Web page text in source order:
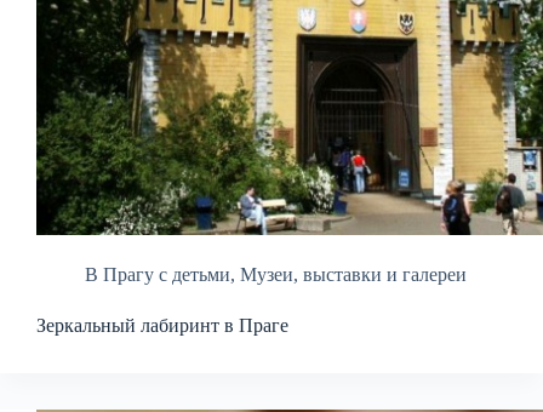
В Прагу с детьми, Музеи, выставки и галереи
Зеркальный лабиринт в Праге